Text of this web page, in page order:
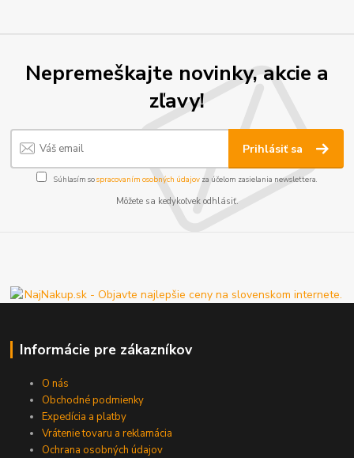
Nepremeškajte novinky, akcie a
zľavy!
Prihlásiť sa
Súhlasím sospracovaním osobných údajov za účelom zasielania newslettera.
Môžete sa kedykoľvek odhlásiť.
Informácie pre zákazníkov
O nás
Obchodné podmienky
Expedícia a platby
Vrátenie tovaru a reklamácia
Ochrana osobných údajov